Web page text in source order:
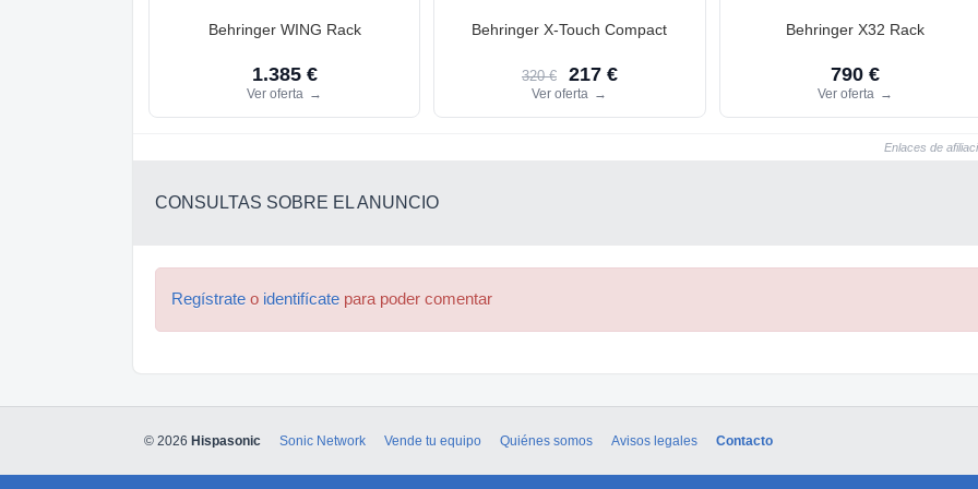
Behringer WING Rack
1.385 €
Ver oferta →
Behringer X-Touch Compact
320 € 217 €
Ver oferta →
Behringer X32 Rack
790 €
Ver oferta →
Enlaces de
CONSULTAS SOBRE EL ANUNCIO
Regístrate o identifícate para poder comentar
© 2026 Hispasonic Sonic Network Vende tu equipo Quiénes somos Avisos legales Contacto